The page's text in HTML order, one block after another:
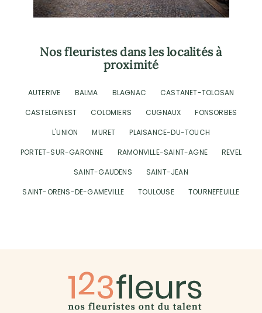
Nos fleuristes dans les localités à
proximité
AUTERIVE BALMA BLAGNAC
CASTANET-TOLOSAN
CASTELGINEST
COLOMIERS CUGNAUX
FONSORBES
L'UNION
MURET
PLAISANCE-DU-TOUCH
PORTET-SUR-GARONNE
RAMONVILLE-SAINT-AGNE
REVEL
SAINT-GAUDENS
SAINT-JEAN
SAINT-ORENS-DE-GAMEVILLE
TOULOUSE TOURNEFEUILLE